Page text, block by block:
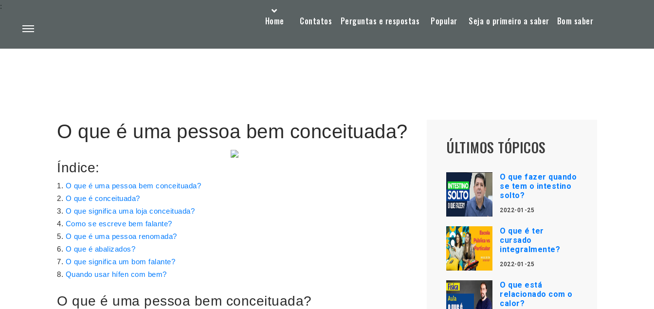
Home Contatos Perguntas e respostas Popular Seja o primeiro a saber Bom saber
:
O que é uma pessoa bem conceituada?
Índice:
O que é uma pessoa bem conceituada?
O que é conceituada?
O que significa uma loja conceituada?
Como se escreve bem falante?
O que é uma pessoa renomada?
O que é abalizados?
O que significa um bom falante?
Quando usar hífen com bem?
O que é uma pessoa bem conceituada?
ÚLTIMOS TÓPICOS
O que fazer quando
se tem o intestino
solto?
2022-01-25
O que é ter
cursado
integralmente?
2022-01-25
O que está
relacionado com o
calor?